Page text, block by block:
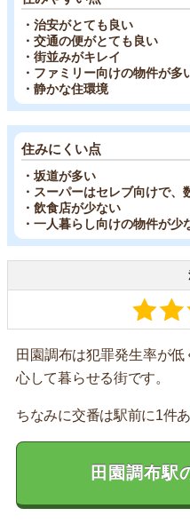
・治安がとても良い
・交通の便がとても良い
・街並みがキレイ
・ファミリー向けの物件が多
・静かな住環境
住みにくい点
・坂道が多い
・スーパーはセレブ向けで、
・飲食店が少ない
・一人暮らし向けの物件が少
田園調布は犯罪発生率が
心して暮らせる街です。
ちなみに交番は駅前に1件
田園調布駅